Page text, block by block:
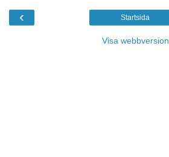
‹ Startsida
Visa webbversion